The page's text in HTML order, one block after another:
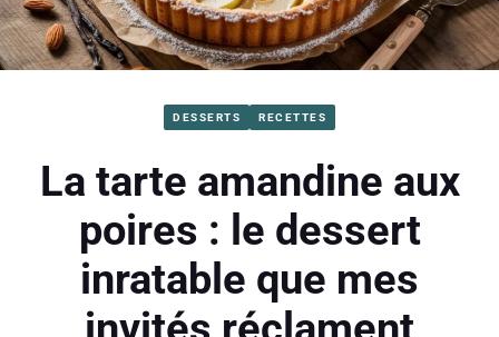
DESSERTS RECETTES
La tarte amandine aux
poires : le dessert
inratable que mes